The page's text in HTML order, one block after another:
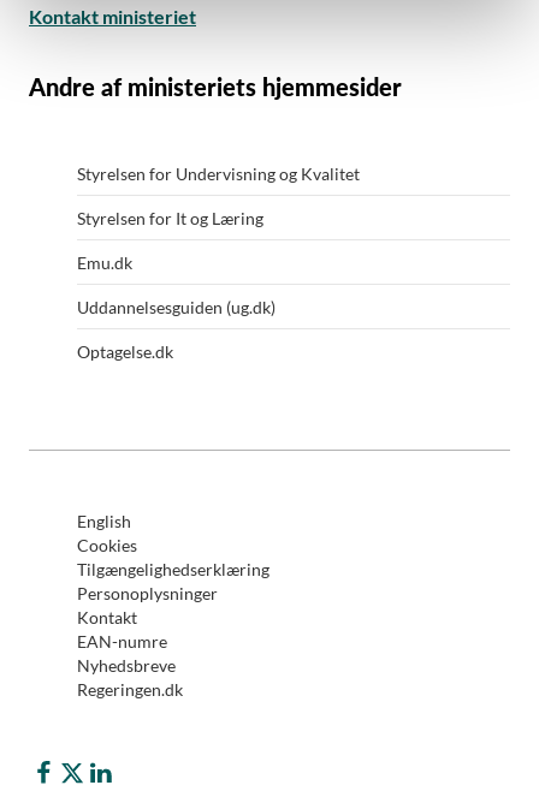
Kontakt ministeriet
Andre af ministeriets hjemmesider
Styrelsen for Undervisning og Kvalitet
Styrelsen for It og Læring
Emu.dk
Uddannelsesguiden (ug.dk)
Optagelse.dk
English
Cookies
Tilgængelighedserklæring
Personoplysninger
Kontakt
EAN-numre
Nyhedsbreve
Regeringen.dk
Børne- og Undervisningsministeriet på Facebook
Børne- og Undervisningsministeriet på Twitter (X)
Børne- og Undervisningsministeriet på LinkedIn